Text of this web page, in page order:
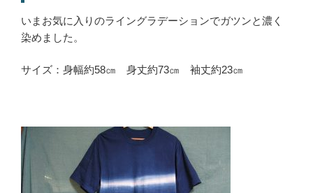
いまお気に入りのライングラデーションでガツンと濃く
染めました。
サイズ：身幅約58㎝ 身丈約73㎝ 袖丈約23㎝